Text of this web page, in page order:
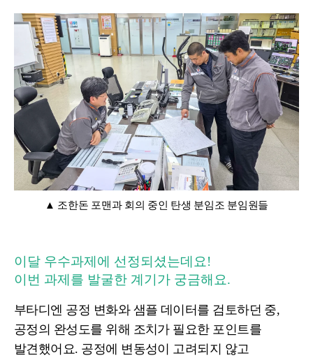
▲ 조한돈 포맨과 회의 중인 탄생 분임조 분임원들
이달 우수과제에 선정되셨는데요!
이번 과제를 발굴한 계기가 궁금해요.
부타디엔 공정 변화와 샘플 데이터를 검토하던 중,
공정의 완성도를 위해 조치가 필요한 포인트를
발견했어요. 공정에 변동성이 고려되지 않고